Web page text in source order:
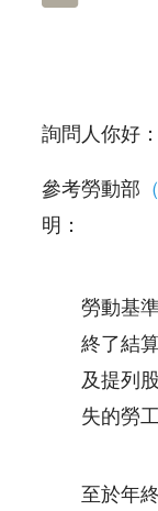
詢問人你好：
參考勞動部
明：
勞動基
終了結
及提列
失的勞
至於年